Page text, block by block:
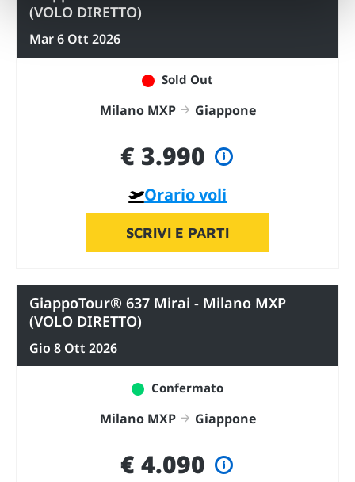
(VOLO DIRETTO)
Mar 6 Ott 2026
Sold Out
Milano MXP Giappone
€ 3.990
Orario voli
SCRIVI E PARTI
GiappoTour® 637 Mirai - Milano MXP
(VOLO DIRETTO)
Gio 8 Ott 2026
Confermato
Milano MXP Giappone
€ 4.090